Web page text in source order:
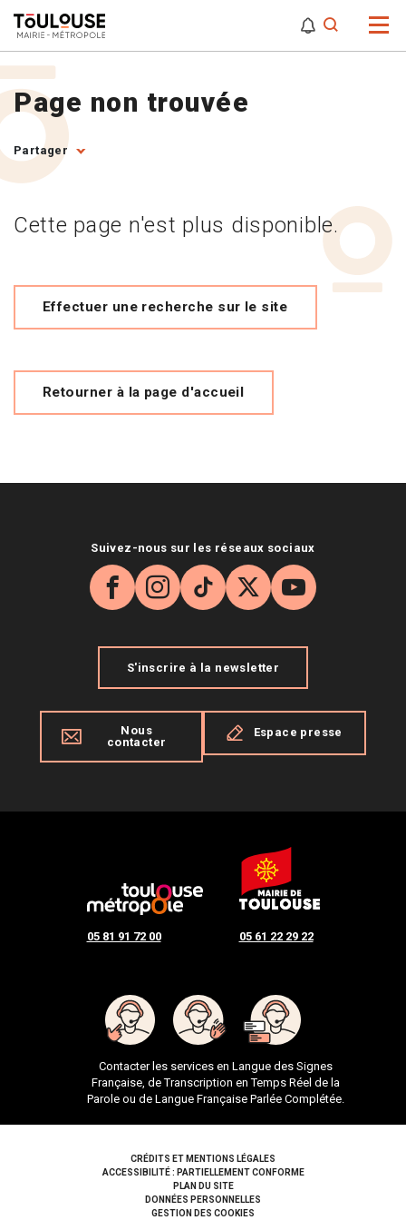
Page non trouvée
Partager
Cette page n'est plus disponible.
Effectuer une recherche sur le site
Retourner à la page d'accueil
05 81 91 72 00 05 61 22 29 22
Contacter les services en Langue des Signes
Française, de Transcription en Temps Réel de la
Parole ou de Langue Française Parlée Complétée.
Suivez-nous sur les réseaux sociaux
Facebook
Instagram
TikTok
X YouTube
S'inscrire à la newsletter
Nous
contacter
Espace presse
Pied de pageCRÉDITS ET MENTIONS LÉGALES
ACCESSIBILITÉ : PARTIELLEMENT CONFORME
PLAN DU SITE
DONNÉES PERSONNELLES
GESTION DES COOKIES